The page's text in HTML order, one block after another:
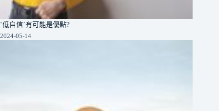
‘低自信’有可能是優點?
2024-05-14